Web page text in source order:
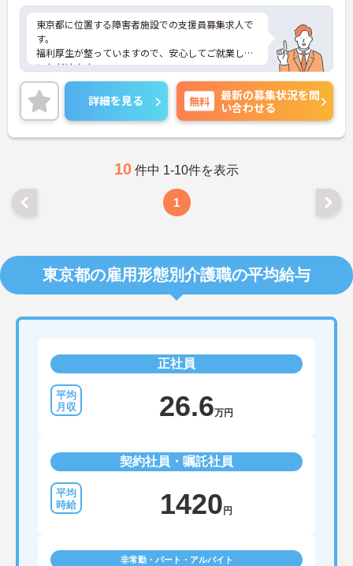
東京都に位置する障害者施設での支援員募集求人で
す。
福利厚生が整っていますので、安心してご就業して
いただけます。
障害の方の支援が初めての方でも大丈夫です♪
ご興味のある方には、面接対策ポイントなど、さら
に詳細をお話しいたしますので、お気軽にご相談く
ださい。
詳細を見る 無料
最新の募集状況を問
い合わせる
10 件中 1-10件を表示
1
東京都の雇用形態別介護職の平均給与
正社員
26.6万円
契約社員・嘱託社員
1420 円
非常勤・パート・アルバイト